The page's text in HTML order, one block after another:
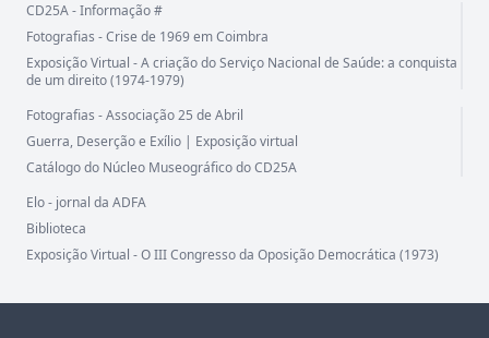
CD25A - Informação #
Fotografias - Crise de 1969 em Coimbra
Exposição Virtual - A criação do Serviço Nacional de Saúde: a conquista
de um direito (1974-1979)
Fotografias - Associação 25 de Abril
Guerra, Deserção e Exílio | Exposição virtual
Catálogo do Núcleo Museográfico do CD25A
Elo - jornal da ADFA
Biblioteca
Exposição Virtual - O III Congresso da Oposição Democrática (1973)